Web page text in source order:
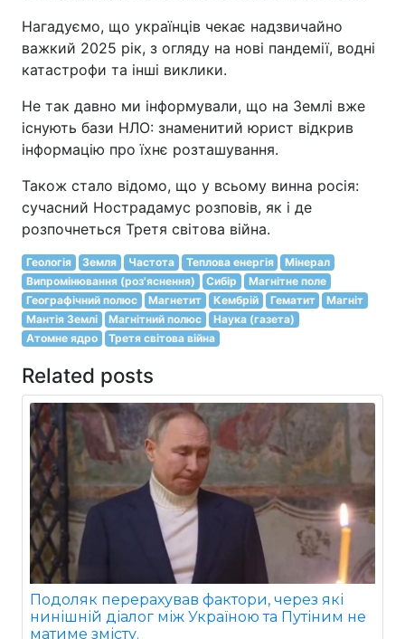
Нагадуємо, що українців чекає надзвичайно
важкий 2025 рік, з огляду на нові пандемії, водні
катастрофи та інші виклики.
Не так давно ми інформували, що на Землі вже
існують бази НЛО: знаменитий юрист відкрив
інформацію про їхнє розташування.
Також стало відомо, що у всьому винна росія:
сучасний Нострадамус розповів, як і де
розпочнеться Третя світова війна.
Геологія Земля Частота Теплова енергія
Мінерал
Випромінювання (роз'яснення)
Сибір
Магнітне поле
Географічний полюс
Магнетит Кембрій Гематит
Магніт
Мантія Землі
Магнітний полюс
Наука (газета)
Атомне ядро
Третя світова війна
Related posts
Подоляк перерахував фактори, через які
нинішній діалог між Україною та Путіним не
матиме змісту.